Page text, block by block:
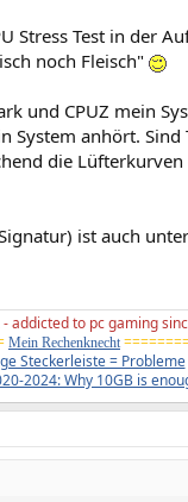
Stress Test in der
noch Fleisch"
und CPUZ mein
anhört.
die
ist auch
addicted to pc gaming
Mein Rechenknecht
Steckerleiste = Probleme
2024: Why 10GB is